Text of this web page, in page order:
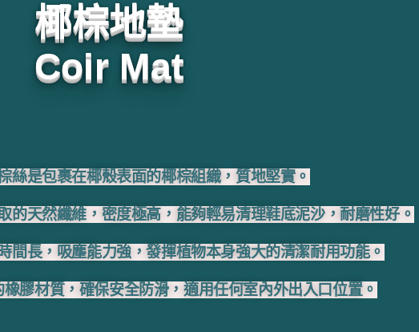
椰棕地墊
Coir Mat
絲是包裹在椰殼表面的椰棕組織，質地堅實。
的天然纖維，密度極高，能夠輕易清理鞋底泥沙，耐磨性好。
間長，吸塵能力強，發揮植物本身強大的清潔耐用功能。
膠材質，確保安全防滑，適用任何室內外出入口位置。